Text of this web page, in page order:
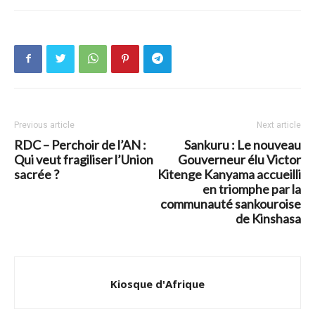
Previous article
RDC – Perchoir de l’AN :
Qui veut fragiliser l’Union
sacrée ?
Next article
Sankuru : Le nouveau
Gouverneur élu Victor
Kitenge Kanyama accueilli
en triomphe par la
communauté sankouroise
de Kinshasa
Kiosque d'Afrique